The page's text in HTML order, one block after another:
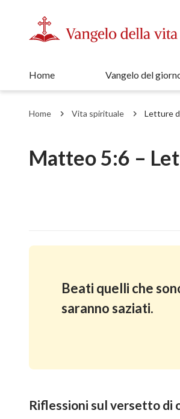
Home Vangelo del
Home Vita spirituale Letture
Matteo 5:6 –
Beati quelli che
saranno saziati.
Riflessioni sul versetto di